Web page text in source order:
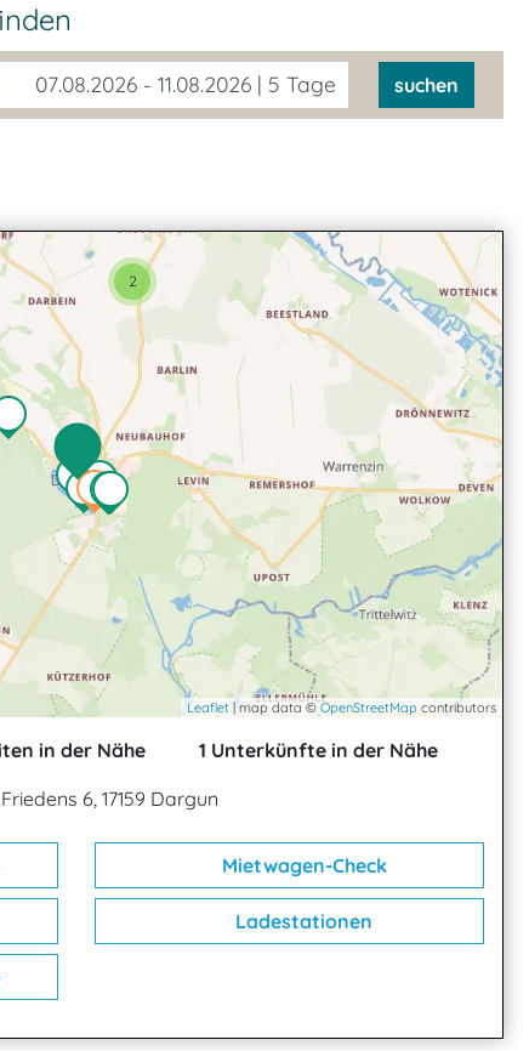
07.08.2026 - 11.08.2026 | 5 Tage suchen
2
Leaflet | map data © OpenStreetMap contributors
in der Nähe
1 Unterkünfte in der Nähe
6, 17159 Dargun
Mietwagen-Check
Ladestationen